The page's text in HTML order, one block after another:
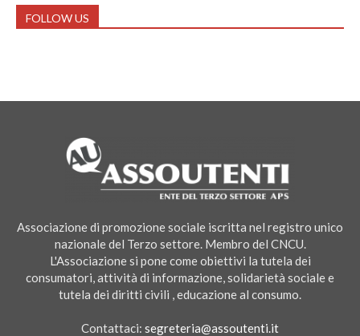
FOLLOW US
Associazione di promozione sociale iscritta nel registro unico
nazionale del Terzo settore. Membro del CNCU.
L'Associazione si pone come obiettivi la tutela dei
consumatori, attività di informazione, solidarietà sociale e
tutela dei diritti civili , educazione al consumo.
Contattaci: segreteria@assoutenti.it